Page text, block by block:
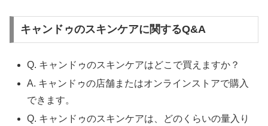
キャンドゥのスキンケアに関するQ&A
Q. キャンドゥのスキンケアはどこで買えますか？
A. キャンドゥの店舗またはオンラインストアで購入
できます。
Q. キャンドゥのスキンケアは、どのくらいの量入り